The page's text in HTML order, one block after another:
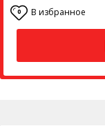
0 В избранное